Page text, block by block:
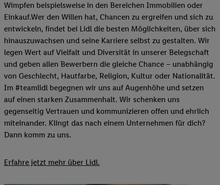
Wimpfen beispielsweise in den Bereichen Immobilien oder
Einkauf.Wer den Willen hat, Chancen zu ergreifen und sich zu
entwickeln, findet bei Lidl die besten Möglichkeiten, über sich
hinauszuwachsen und seine Karriere selbst zu gestalten. Wir
legen Wert auf Vielfalt und Diversität in unserer Belegschaft
und geben allen Bewerbern die gleiche Chance – unabhängig
von Geschlecht, Hautfarbe, Religion, Kultur oder Nationalität.
Im #teamlidl begegnen wir uns auf Augenhöhe und setzen
auf einen starken Zusammenhalt. Wir schenken uns
gegenseitig Vertrauen und kommunizieren offen und ehrlich
miteinander. Klingt das nach einem Unternehmen für dich?
Dann komm zu uns.​
Erfahre jetzt mehr über Lidl.